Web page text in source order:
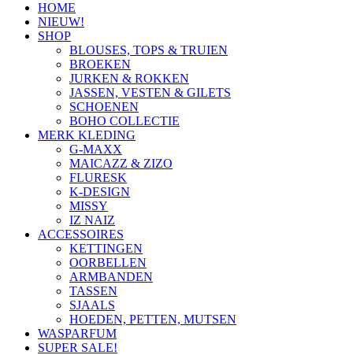
HOME
NIEUW!
SHOP
BLOUSES, TOPS & TRUIEN
BROEKEN
JURKEN & ROKKEN
JASSEN, VESTEN & GILETS
SCHOENEN
BOHO COLLECTIE
MERK KLEDING
G-MAXX
MAICAZZ & ZIZO
FLURESK
K-DESIGN
MISSY
IZ NAIZ
ACCESSOIRES
KETTINGEN
OORBELLEN
ARMBANDEN
TASSEN
SJAALS
HOEDEN, PETTEN, MUTSEN
WASPARFUM
SUPER SALE!